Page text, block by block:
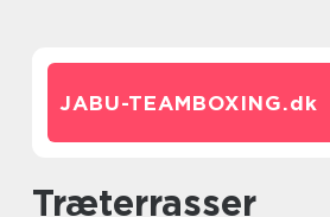
JABU-TEAMBOXING.dk
Træterrasser